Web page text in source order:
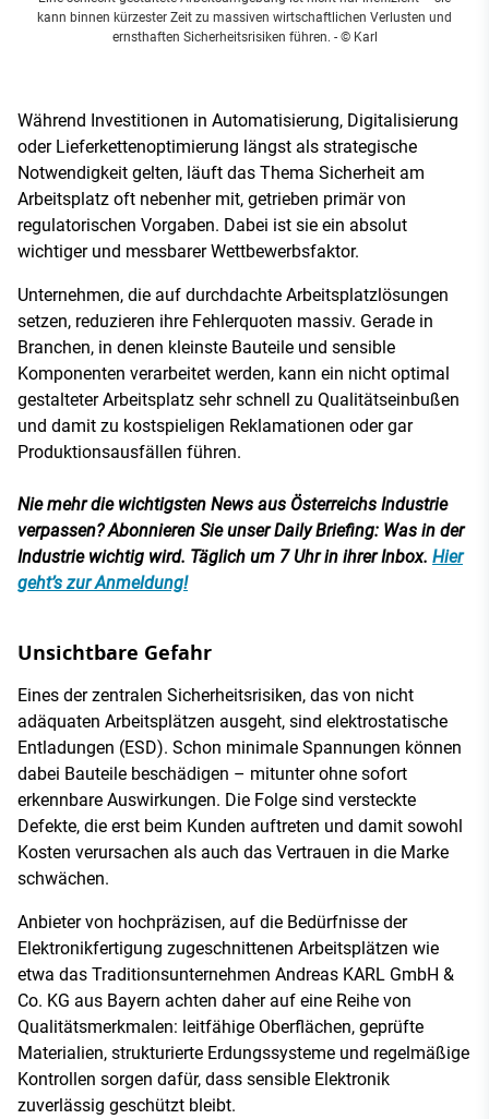
kann binnen kürzester Zeit zu massiven wirtschaftlichen Verlusten und
ernsthaften Sicherheitsrisiken führen. - © Karl
Während Investitionen in Automatisierung, Digitalisierung
oder Lieferkettenoptimierung längst als strategische
Notwendigkeit gelten, läuft das Thema Sicherheit am
Arbeitsplatz oft nebenher mit, getrieben primär von
regulatorischen Vorgaben. Dabei ist sie ein absolut
wichtiger und messbarer Wettbewerbsfaktor.
Unternehmen, die auf durchdachte Arbeitsplatzlösungen
setzen, reduzieren ihre Fehlerquoten massiv. Gerade in
Branchen, in denen kleinste Bauteile und sensible
Komponenten verarbeitet werden, kann ein nicht optimal
gestalteter Arbeitsplatz sehr schnell zu Qualitätseinbußen
und damit zu kostspieligen Reklamationen oder gar
Produktionsausfällen führen.
Nie mehr die wichtigsten News aus Österreichs Industrie
verpassen? Abonnieren Sie unser Daily Briefing: Was in der
Industrie wichtig wird. Täglich um 7 Uhr in ihrer Inbox. Hier
geht’s zur Anmeldung!
Unsichtbare Gefahr
Eines der zentralen Sicherheitsrisiken, das von nicht
adäquaten Arbeitsplätzen ausgeht, sind elektrostatische
Entladungen (ESD). Schon minimale Spannungen können
dabei Bauteile beschädigen – mitunter ohne sofort
erkennbare Auswirkungen. Die Folge sind versteckte
Defekte, die erst beim Kunden auftreten und damit sowohl
Kosten verursachen als auch das Vertrauen in die Marke
schwächen.
Anbieter von hochpräzisen, auf die Bedürfnisse der
Elektronikfertigung zugeschnittenen Arbeitsplätzen wie
etwa das Traditionsunternehmen Andreas KARL GmbH &
Co. KG aus Bayern achten daher auf eine Reihe von
Qualitätsmerkmalen: leitfähige Oberflächen, geprüfte
Materialien, strukturierte Erdungssysteme und regelmäßige
Kontrollen sorgen dafür, dass sensible Elektronik
zuverlässig geschützt bleibt.